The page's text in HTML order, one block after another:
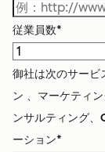
従業員数*
御社は次のサービ
ン 、マーケティ
ンサルティング、
ーション*